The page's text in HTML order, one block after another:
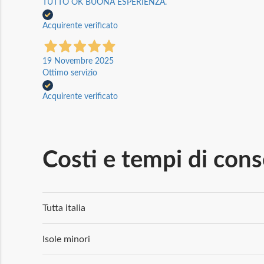
TUTTO OK BUONA ESPERIENZA.
Acquirente verificato
19 Novembre 2025
Ottimo servizio
Acquirente verificato
Costi e tempi di
Tutta italia
Isole minori